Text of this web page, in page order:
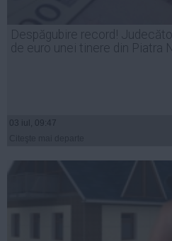
Despăgubire record!
de euro unei tinere din Piatra
03 iul, 09:47